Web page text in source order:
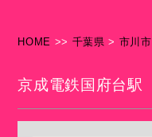
HOME >> 千葉県 > 市川市
京成電鉄国府台駅